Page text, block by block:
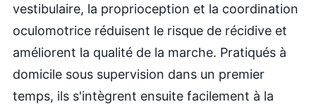
vestibulaire, la proprioception et la coordination
oculomotrice réduisent le risque de récidive et
améliorent la qualité de la marche. Pratiqués à
domicile sous supervision dans un premier
temps, ils s'intègrent ensuite facilement à la